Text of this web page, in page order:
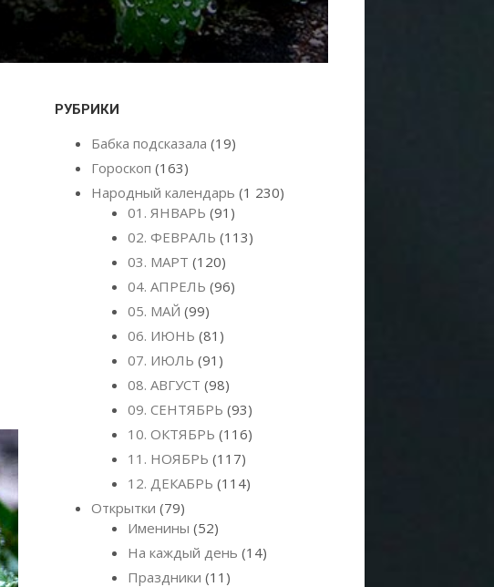
РУБРИКИ
Бабка подсказала (19)
Гороскоп (163)
Народный календарь (1 230)
01. ЯНВАРЬ (91)
02. ФЕВРАЛЬ (113)
03. МАРТ (120)
04. АПРЕЛЬ (96)
05. МАЙ (99)
06. ИЮНЬ (81)
07. ИЮЛЬ (91)
08. АВГУСТ (98)
09. СЕНТЯБРЬ (93)
10. ОКТЯБРЬ (116)
11. НОЯБРЬ (117)
12. ДЕКАБРЬ (114)
Открытки (79)
Именины (52)
На каждый день (14)
Праздники (11)